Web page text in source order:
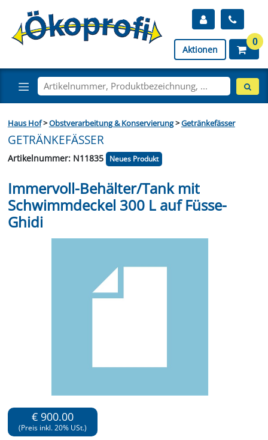
Aktionen
0
Haus Hof>Obstverarbeitung & Konservierung>Getränkefässer
GETRÄNKEFÄSSER
Artikelnummer: N11835 Neues Produkt
Immervoll-Behälter/Tank mit
Schwimmdeckel 300 L auf Füsse-
Ghidi
€ 900.00
(Preis inkl. 20% USt.)